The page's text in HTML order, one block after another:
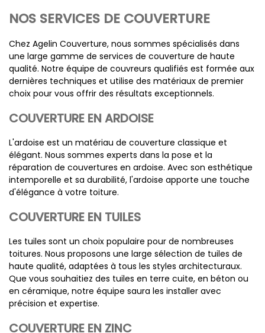
NOS SERVICES DE COUVERTURE
Chez Agelin Couverture, nous sommes spécialisés dans
une large gamme de services de couverture de haute
qualité. Notre équipe de couvreurs qualifiés est formée aux
dernières techniques et utilise des matériaux de premier
choix pour vous offrir des résultats exceptionnels.
COUVERTURE EN ARDOISE
L'ardoise est un matériau de couverture classique et
élégant. Nous sommes experts dans la pose et la
réparation de couvertures en ardoise. Avec son esthétique
intemporelle et sa durabilité, l'ardoise apporte une touche
d'élégance à votre toiture.
COUVERTURE EN TUILES
Les tuiles sont un choix populaire pour de nombreuses
toitures. Nous proposons une large sélection de tuiles de
haute qualité, adaptées à tous les styles architecturaux.
Que vous souhaitiez des tuiles en terre cuite, en béton ou
en céramique, notre équipe saura les installer avec
précision et expertise.
COUVERTURE EN ZINC